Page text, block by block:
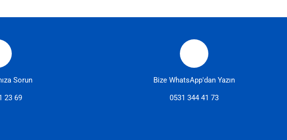
Sorun
23 69
Bize WhatsApp'dan Yazın
0531 344 41 73